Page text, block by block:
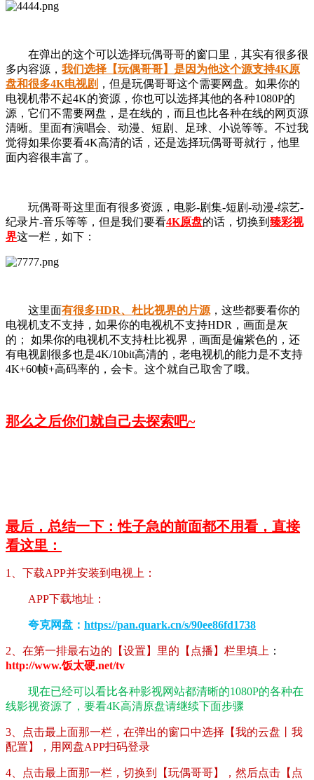
在弹出的这个可以选择玩偶哥哥的窗口里，其实有很多很
多内容源， 我们选择【玩偶哥哥】是因为他这个源支持4K原
盘和很多4K电视剧 ，但是玩偶哥哥这个需要网盘。如果你的
电视机带不起4K的资源，你也可以选择其他的各种1080P的
源，它们不需要网盘，是在线的，而且也比各种在线的网页源
清晰。里面有演唱会、动漫、短剧、足球、小说等等。不过我
觉得如果你要看4K高清的话，还是选择玩偶哥哥就行，他里
面内容很丰富了。
玩偶哥哥这里面有很多资源，电影-剧集-短剧-动漫-综艺-
纪录片-音乐等等，但是我们要看4K原盘的话，切换到 臻彩视
界这一栏，如下：
这里面有很多HDR、杜比视界的片源 ，这些都要看你的
电视机支不支持，如果你的电视机不支持HDR，画面是灰
的； 如果你的电视机不支持杜比视界，画面是偏紫色的，还
有电视剧很多也是4K/10bit高清的，老电视机的能力是不支持
4K+60帧+高码率的，会卡。这个就自己取舍了哦。
那么之后你们就自己去探索吧~
最后，总结一下：性子急的前面都不用看，直接
看这里：
1、下载APP并安装到电视上：
APP下载地址：
夸克网盘： https://pan.quark.cn/s/90ee86fd1738
2、在第一排最右边的【设置】里的【点播】栏里填上 ：
http://www.饭太硬.net/tv
现在已经可以看比各种影视网站都清晰的1080P的各种在
线影视资源了，要看4K高清原盘请继续下面步骤
3、点击最上面那一栏，在弹出的窗口中选择【我的云盘丨我
配置】，用网盘APP扫码登录
4、点击最上面那一栏，切换到【玩偶哥哥】，然后点击【点